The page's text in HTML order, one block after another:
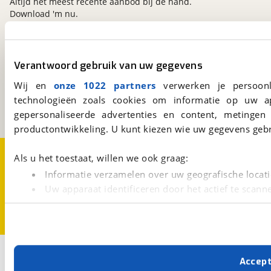
Verantwoord gebruik van uw gegevens
Wij en onze 1022 partners verwerken je
technologieën zoals cookies om informatie op
gepersonaliseerde advertenties en content,
productontwikkeling. U kunt kiezen wie uw gegevens
Als u het toestaat, willen we ook graag:
Informatie verzamelen over uw geografische
Uw apparaat identificeren door het actief te
Lees meer over hoe uw persoonlijke gegevens worden
Met cookies en vergelijkbare technieken zorgen we
cookies zorgen ervoor dat de website goed werkt.
viaBOVAG.nl
3981 AJ
Bunnik
Een initiatief van
BOVAG
Download 'm nu.
CookievoorkeurenVacatures